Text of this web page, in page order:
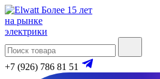
Более 15 лет
на рынке
электрики
+7 (926) 786 81 51